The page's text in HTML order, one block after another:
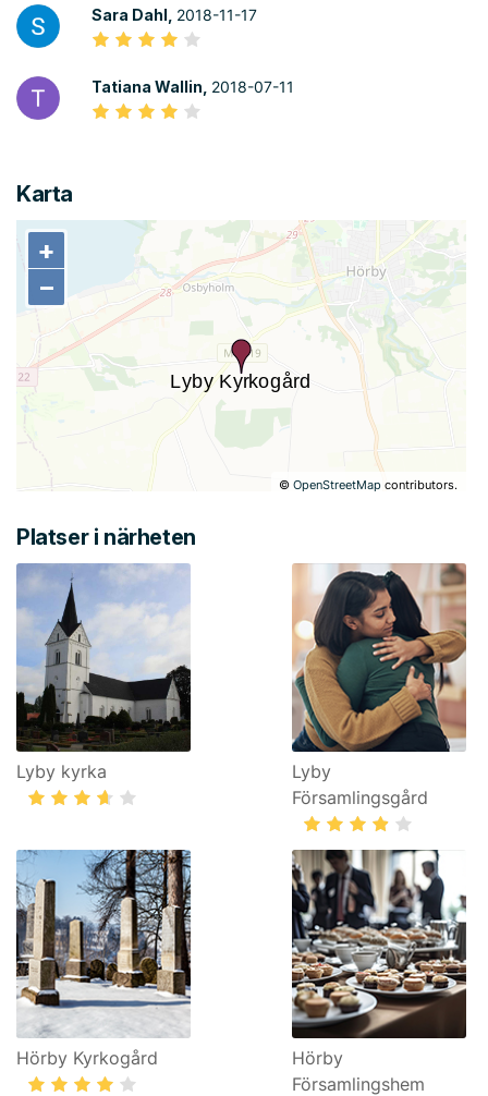
Sara Dahl, 2018-11-17
Tatiana Wallin, 2018-07-11
Karta
+
−
©OpenStreetMap contributors.
+
−
Platser i närheten
Lyby kyrka
Lyby
Församlingsgård
Hörby Kyrkogård
Hörby
Församlingshem